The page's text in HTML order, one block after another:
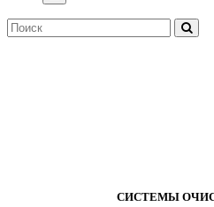
СИСТЕМЫ